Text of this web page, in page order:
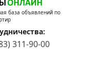
база объявлений по
311-90-00